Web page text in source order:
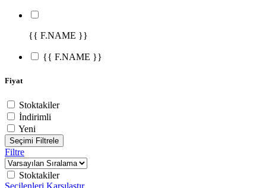
{{ F.NAME }}
{{ F.NAME }}
Fiyat
Stoktakiler
İndirimli
Yeni
Seçimi Filtrele
Filtre
Stoktakiler
Seçilenleri Karşılaştır